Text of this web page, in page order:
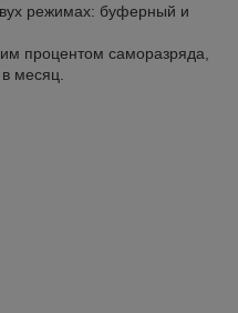
режимах: буферный и
процентом саморазряда,
месяц.